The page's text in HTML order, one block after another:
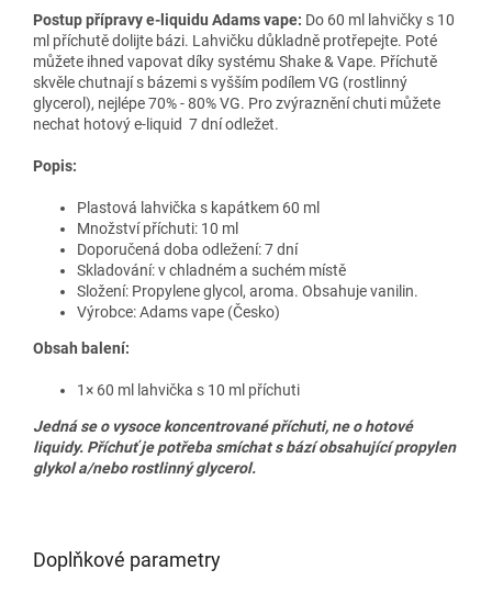
Postup přípravy e-liquidu Adams vape: Do 60 ml lahvičky s 10
ml příchutě dolijte bázi. Lahvičku důkladně protřepejte. Poté
můžete ihned vapovat díky systému Shake & Vape. Příchutě
skvěle chutnají s bázemi s vyšším podílem VG (rostlinný
glycerol), nejlépe 70% - 80% VG. Pro zvýraznění chuti můžete
nechat hotový e-liquid 7 dní odležet.
Popis:
Plastová lahvička s kapátkem 60 ml
Množství příchuti: 10 ml
Doporučená doba odležení: 7 dní
Skladování: v chladném a suchém místě
Složení: Propylene glycol, aroma. Obsahuje vanilin.
Výrobce:Adams vape (Česko)
Obsah balení:
1× 60 ml lahvička s 10 ml příchuti
Jedná se o vysoce koncentrované příchuti, ne o hotové
liquidy. Příchuť je potřeba smíchat s bází obsahující propylen
glykol a/nebo rostlinný glycerol.
Doplňkové parametry